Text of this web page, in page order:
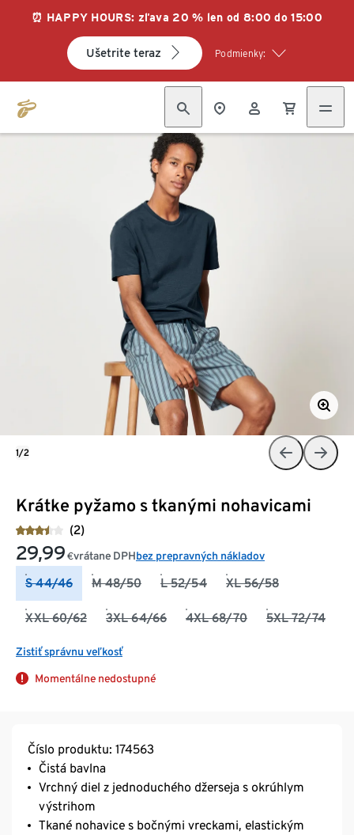
⏰ HAPPY HOURS: zľava 20 % len od 8:00 do 15:00
Ušetrite teraz Podmienky:
Krátke pyžamo s tkanými nohavicami
(2)
29,99 €vrátane DPHbez prepravných nákladov
S 44/46 M 48/50 L 52/54 XL 56/58
XXL 60/62 3XL 64/66 4XL 68/70 5XL 72/74
Zistiť správnu veľkosť
Momentálne nedostupné
1/2
Číslo produktu: 174563
Čistá bavlna
Vrchný diel z jednoduchého džerseja s okrúhlym
výstrihom
Tkané nohavice s bočnými vreckami, elastickým